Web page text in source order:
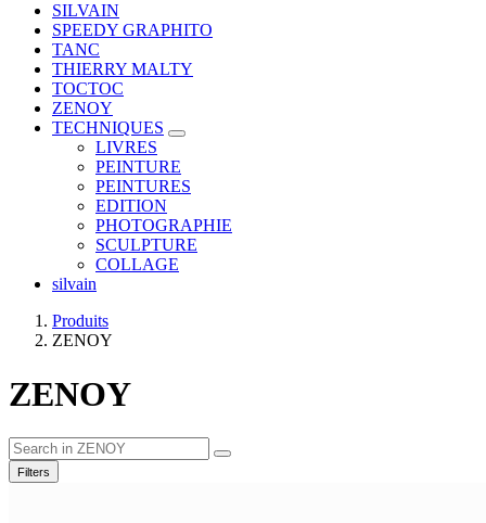
SILVAIN
SPEEDY GRAPHITO
TANC
THIERRY MALTY
TOCTOC
ZENOY
TECHNIQUES
LIVRES
PEINTURE
PEINTURES
EDITION
PHOTOGRAPHIE
SCULPTURE
COLLAGE
silvain
Produits
ZENOY
ZENOY
Filters